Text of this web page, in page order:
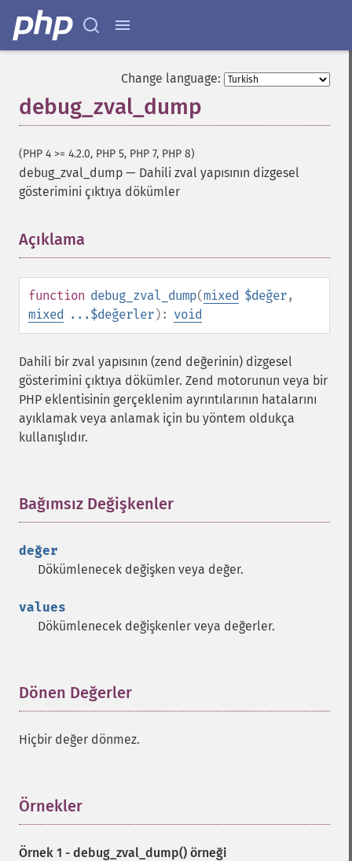
Change language:
debug_zval_dump
(PHP 4 >= 4.2.0, PHP 5, PHP 7, PHP 8)
debug_zval_dump — Dahili zval yapısının dizgesel
gösterimini çıktıya dökümler
Açıklama
function debug_zval_dump(mixed $değer,
mixed ...$değerler): void
Dahili bir zval yapısının (zend değerinin) dizgesel
gösterimini çıktıya dökümler. Zend motorunun veya bir
PHP eklentisinin gerçeklenim ayrıntılarının hatalarını
ayıklamak veya anlamak için bu yöntem oldukça
kullanışlıdır.
Bağımsız Değişkenler
değer
Dökümlenecek değişken veya değer.
values
Dökümlenecek değişkenler veya değerler.
Dönen Değerler
Hiçbir değer dönmez.
Örnekler
Örnek 1 - debug_zval_dump() örneği